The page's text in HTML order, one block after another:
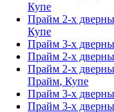
Купе
Прайм 2-х
Купе
Прайм 3-х
Прайм 2-х
Прайм 2-х
Прайм, Купе
Прайм 3-х
Прайм 3-х